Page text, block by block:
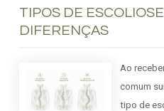
TIPOS DE
DIFERENÇAS
Ao
comum
tipo de